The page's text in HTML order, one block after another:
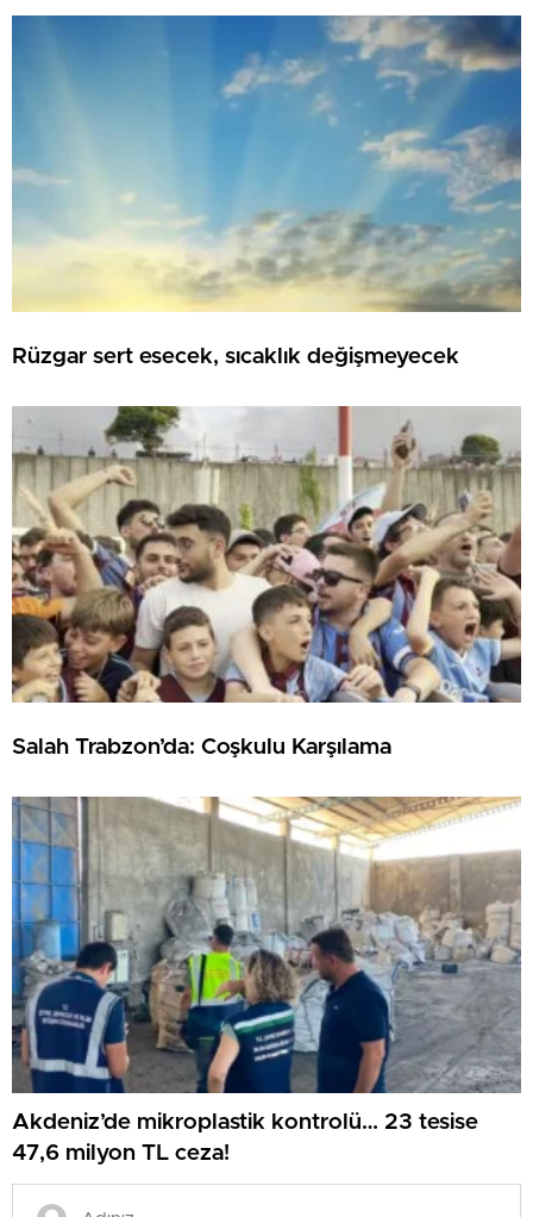
Rüzgar sert esecek, sıcaklık değişmeyecek
Salah Trabzon’da: Coşkulu Karşılama
Akdeniz’de mikroplastik kontrolü… 23 tesise
47,6 milyon TL ceza!